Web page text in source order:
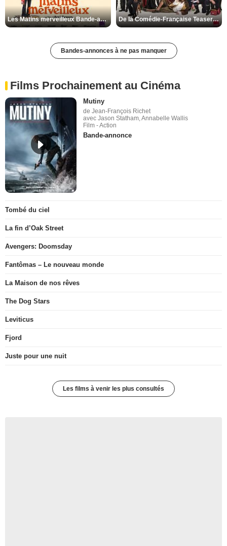
Les Matins merveilleux Bande-annonce VF De la Comédie-Française Teaser VF
Bandes-annonces à ne pas manquer
Films Prochainement au Cinéma
Mutiny
de Jean-François Richet
avec Jason Statham, Annabelle Wallis
Film - Action
Bande-annonce
Tombé du ciel
La fin d’Oak Street
Avengers: Doomsday
Fantômas – Le nouveau monde
La Maison de nos rêves
The Dog Stars
Leviticus
Fjord
Juste pour une nuit
Les films à venir les plus consultés